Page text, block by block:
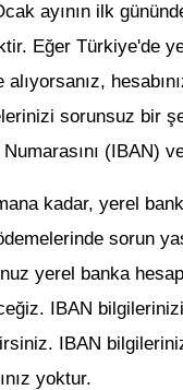
ayının ilk
Eğer Türkiye'de
alıyorsanız,
sorunsuz bir
Numarasını (IBAN)
kadar, yerel
sorun
yerel banka
IBAN
IBAN
yoktur.